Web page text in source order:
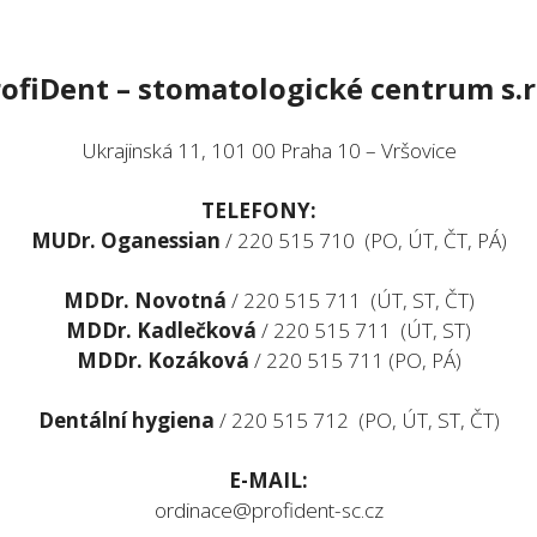
– stomatologické centrum
Ukrajinská 11, 101 00 Praha 10 – Vršovice
TELEFONY:
MUDr. Oganessian / 220 515 710 (PO, ÚT, ČT, PÁ)
MDDr. Novotná / 220 515 711 (ÚT, ST, ČT)
MDDr. Kadlečková / 220 515 711 (ÚT, ST)
MDDr. Kozáková / 220 515 711 (PO, PÁ)
Dentální hygiena / 220 515 712 (PO, ÚT, ST, ČT)
E-MAIL:
ordinace@profident-sc.cz